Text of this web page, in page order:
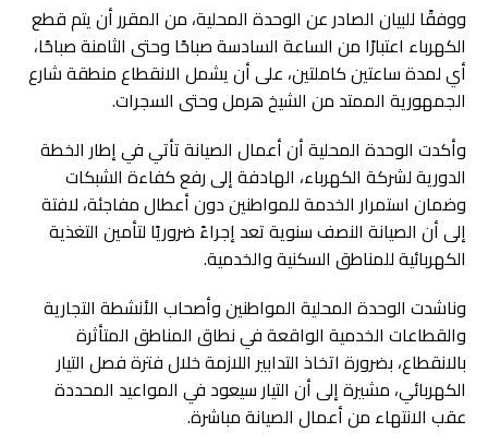
ووفقًا للبيان الصادر عن الوحدة المحلية، من المقرر أن يتم قطع
الكهرباء اعتبارًا من الساعة السادسة صباحًا وحتى الثامنة صباحًا،
أي لمدة ساعتين كاملتين، على أن يشمل الانقطاع منطقة شارع
الجمهورية الممتد من الشيخ هرمل وحتى السجرات.
وأكدت الوحدة المحلية أن أعمال الصيانة تأتي في إطار الخطة
الدورية لشركة الكهرباء، الهادفة إلى رفع كفاءة الشبكات
وضمان استمرار الخدمة للمواطنين دون أعطال مفاجئة، لافتة
إلى أن الصيانة النصف سنوية تعد إجراءً ضروريًا لتأمين التغذية
الكهربائية للمناطق السكنية والخدمية.
وناشدت الوحدة المحلية المواطنين وأصحاب الأنشطة التجارية
والقطاعات الخدمية الواقعة في نطاق المناطق المتأثرة
بالانقطاع، بضرورة اتخاذ التدابير اللازمة خلال فترة فصل التيار
الكهربائي، مشيرة إلى أن التيار سيعود في المواعيد المحددة
عقب الانتهاء من أعمال الصيانة مباشرة.